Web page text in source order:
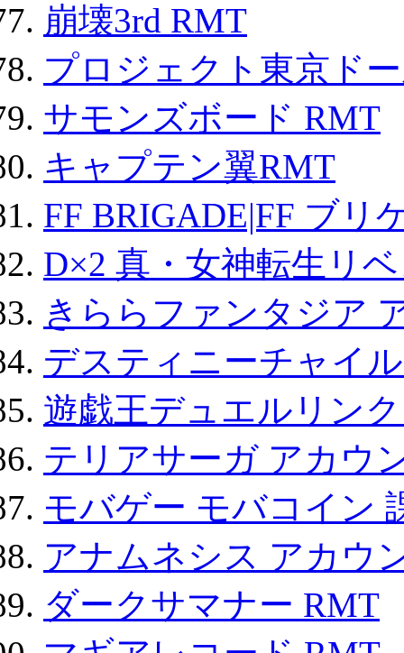
崩壊3rd RMT
プロジェクト東京ド
サモンズボード RMT
キャプテン翼RMT
FF BRIGADE|FF ブリ
D×2 真・女神転生リ
きららファンタジア
デスティニーチャイ
遊戯王デュエルリン
テリアサーガ アカウ
モバゲー モバコイン
アナムネシス アカウ
ダークサマナー RMT